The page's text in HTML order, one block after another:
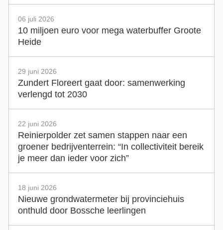
06 juli 2026
10 miljoen euro voor mega waterbuffer Groote
Heide
29 juni 2026
Zundert Floreert gaat door: samenwerking
verlengd tot 2030
22 juni 2026
Reinierpolder zet samen stappen naar een
groener bedrijventerrein: “In collectiviteit bereik
je meer dan ieder voor zich”
18 juni 2026
Nieuwe grondwatermeter bij provinciehuis
onthuld door Bossche leerlingen